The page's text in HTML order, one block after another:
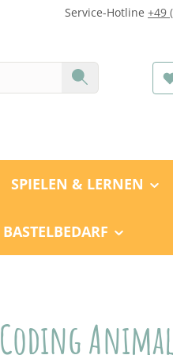
Service-Hotline +49
SPIELEN & LERNEN
BASTELBEDARF
Coding